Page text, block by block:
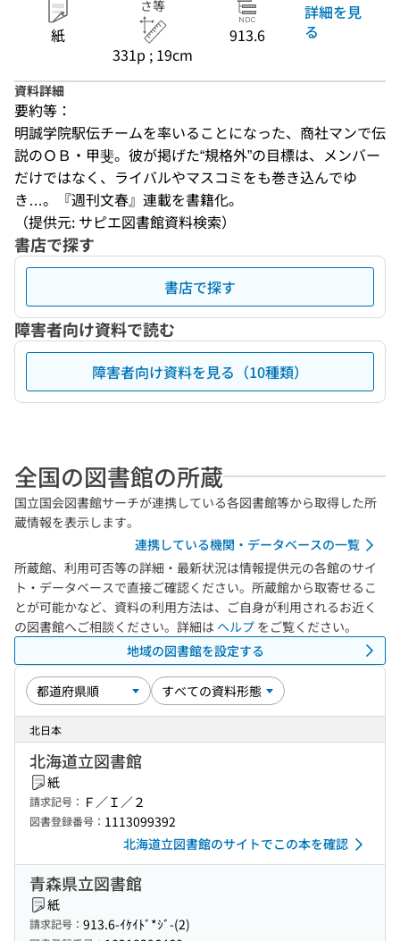
紙
さ等
331p ; 19cm
913.6
詳細を見
る
資料詳細
要約等：
明誠学院駅伝チームを率いることになった、商社マンで伝
説のＯＢ・甲斐。彼が掲げた“規格外”の目標は、メンバー
だけではなく、ライバルやマスコミをも巻き込んでゆ
き…。『週刊文春』連載を書籍化。
（提供元: サピエ図書館資料検索）
書店で探す
書店で探す
障害者向け資料で読む
障害者向け資料を見る（10種類）
全国の図書館の所蔵
国立国会図書館サーチが連携している各図書館等から取得した所
蔵情報を表示します。
連携している機関・データベースの一覧
所蔵館、利用可否等の詳細・最新状況は情報提供元の各館のサイ
ト・データベースで直接ご確認ください。所蔵館から取寄せるこ
とが可能かなど、資料の利用方法は、ご自身が利用されるお近く
の図書館へご相談ください。詳細は ヘルプ をご覧ください。
地域の図書館を設定する
北日本
北海道立図書館
紙
請求記号： Ｆ／Ｉ／２
図書登録番号： 1113099392
北海道立図書館のサイトでこの本を確認
青森県立図書館
紙
請求記号： 913.6-ｲｹｲﾄﾞ*ｼﾞ-(2)